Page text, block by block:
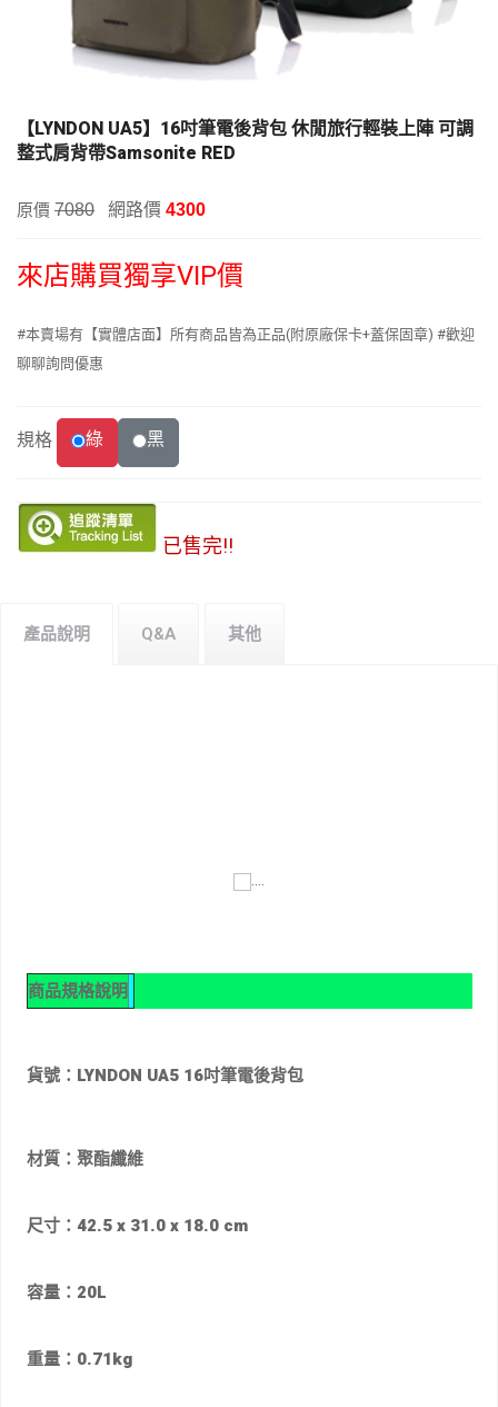
【LYNDON UA5】16吋筆電後背包 休閒旅行輕裝上陣 可調
整式肩背帶Samsonite RED
原價 7080 網路價 4300
來店購買獨享VIP價
#本賣場有【實體店面】所有商品皆為正品(附原廠保卡+蓋保固章) #歡迎
聊聊詢問優惠
規格 綠 黑
已售完!!
產品說明 Q&A 其他
商品規格說明
貨號：LYNDON UA5 16吋筆電後背包
材質：聚酯纖維
尺寸： 42.5 x 31.0 x 18.0cm
容量： 20L
重量： 0.71kg